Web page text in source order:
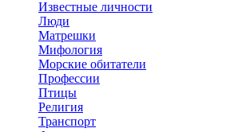
Известные личности
Люди
Матрешки
Мифология
Морские обитатели
Профессии
Птицы
Религия
Транспорт